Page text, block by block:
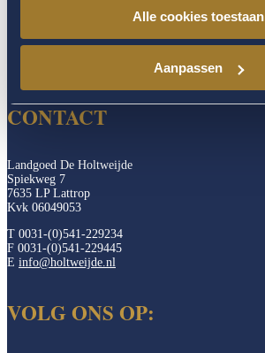
Alle cookies toestaan
Aanpassen
CONTACT
Landgoed De Holtweijde
Spiekweg 7
7635 LP Lattrop
Kvk 06049053
T 0031-(0)541-229234
F 0031-(0)541-229445
E info@holtweijde.nl
VOLG ONS OP: